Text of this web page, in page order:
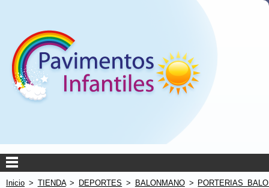
Inicio > TIENDA> DEPORTES > BALONMANO> PORTERIAS